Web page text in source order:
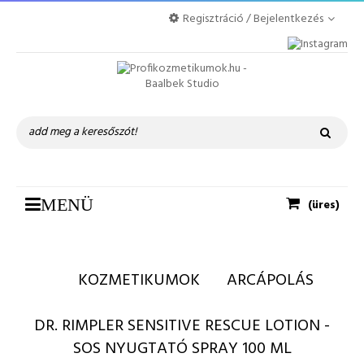
Regisztráció / Bejelentkezés
(üres)
ToggleMENÜ
KOZMETIKUMOK
ARCÁPOLÁS
DR. RIMPLER SENSITIVE RESCUE LOTION -
SOS NYUGTATÓ SPRAY 100 ML